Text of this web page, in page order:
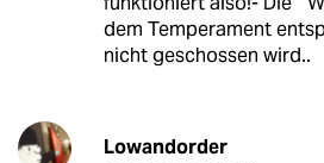
dem Temperament
nicht geschossen wird..
Lowandorder